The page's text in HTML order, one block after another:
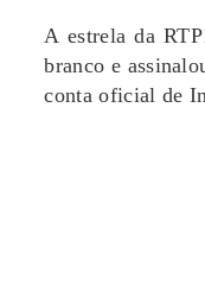
A estrela da
branco e
conta oficial de